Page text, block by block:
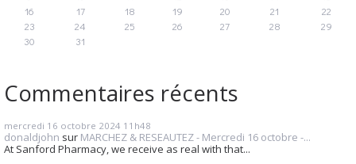
16
17 18 19 20 21
22
23
24 25 26 27 28
29
30
31
Commentaires récents
mercredi 16 octobre 2024 11h48
donaldjohn sur MARCHEZ & RESEAUTEZ - Mercredi 16 octobre -...
At Sanford Pharmacy, we receive as real with that...